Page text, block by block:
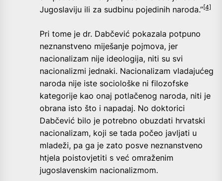
Jugoslaviju ili za sudbinu pojedinih naroda.”[4]
Pri tome je dr. Dabčević pokazala potpuno
neznanstveno miješanje pojmova, jer
nacionalizam nije ideologija, niti su svi
nacionalizmi jednaki. Nacionalizam vladajućeg
naroda nije iste sociološke ni filozofske
kategorije kao onaj potlačenog naroda, niti je
obrana isto što i napadaj. No doktorici
Dabčević bilo je potrebno obuzdati hrvatski
nacionalizam, koji se tada počeo javljati u
mladeži, pa ga je zato posve neznanstveno
htjela poistovjetiti s već omraženim
jugoslavenskim nacionalizmom.